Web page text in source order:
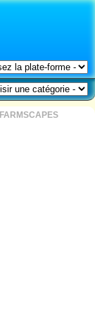
FARMSCAPES